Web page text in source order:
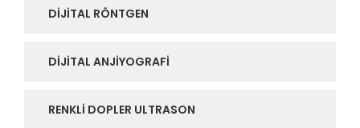
DIJITAL RÖNTGEN
DIJITAL ANJIYOGRAFI
RENKLI DOPLER ULTRASON